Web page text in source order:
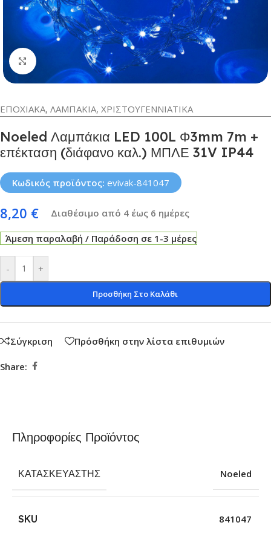
Κλικ για μεγέθυνση
EΠΟΧΙΑΚΑ, ΛΑΜΠΑΚΙΑ, ΧΡΙΣΤΟΥΓΕΝΝΙΑΤΙΚΑ
Noeled Λαμπάκια LED 100L Φ3mm 7m +
επέκταση (διάφανο καλ.) ΜΠΛΕ 31V IP44
Κωδικός προϊόντος: evivak-841047
8,20 € Διαθέσιμο από 4 έως 6 ημέρες
Άμεση παραλαβή / Παράδοση σε 1-3 μέρες
- +
Προσθήκη Στο Καλάθι
Σύγκριση Πρόσθήκη στην λίστα επιθυμιών
Share:
Πληροφορίες Προϊόντος
ΚΑΤΑΣΚΕΥΑΣΤΉΣ Noeled
SKU 841047